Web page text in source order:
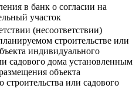
в банк о согласии на
участок
(несоответствии)
строительстве или
индивидуального
садового дома установленным
объекта
или садового